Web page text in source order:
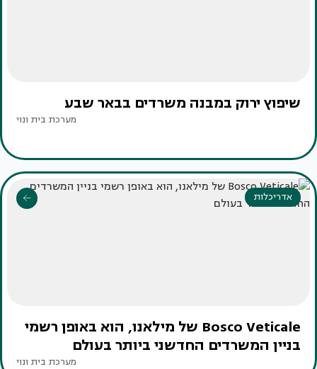
שיפוץ ירוק במבנה משרדים בבאר שבע
מערכת בית ונוי
אדריכלות
Bosco Veticale של מילאנו, הוא באופן רשמי
בניין המשרדים החדשני ביותר בעולם
מערכת בית ונוי